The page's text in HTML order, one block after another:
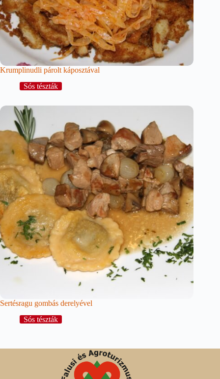
Krumplinudli párolt káposztával
Sós tészták
Sertésragu gombás derelyével
Sós tészták